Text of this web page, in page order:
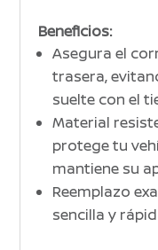
Beneficios:
Asegura el
trasera,
suelte con el
Material
protege tu
mantiene su
Reemplazo
sencilla y